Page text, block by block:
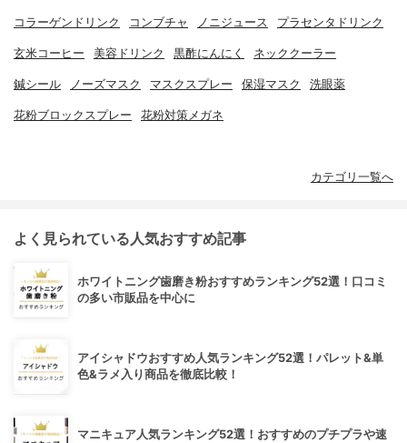
コラーゲンドリンク コンブチャ ノニジュース プラセンタドリンク
玄米コーヒー 美容ドリンク 黒酢にんにく ネッククーラー
鍼シール ノーズマスク マスクスプレー 保湿マスク 洗眼薬
花粉ブロックスプレー 花粉対策メガネ
カテゴリ一覧へ
よく見られている人気おすすめ記事
ホワイトニング歯磨き粉おすすめランキング52選！口コミ
の多い市販品を中心に
アイシャドウおすすめ人気ランキング52選！パレット&単
色&ラメ入り商品を徹底比較！
マニキュア人気ランキング52選！おすすめのプチプラや速